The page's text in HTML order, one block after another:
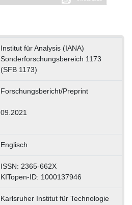
Institut für Analysis (IANA)
Sonderforschungsbereich 1173
(SFB 1173)
Forschungsbericht/Preprint
09.2021
Englisch
ISSN: 2365-662X
KITopen-ID: 1000137946
Karlsruher Institut für Technologie